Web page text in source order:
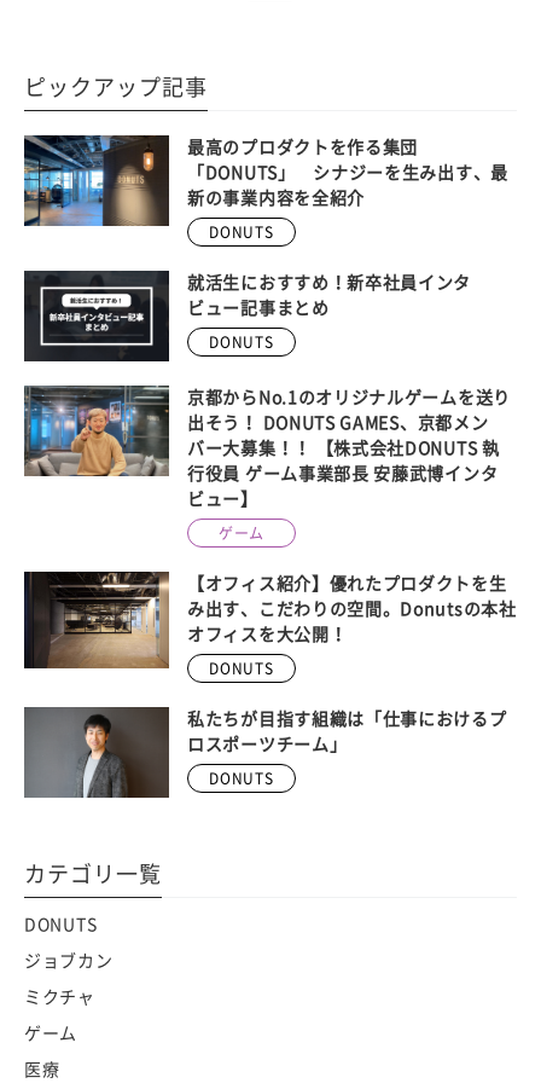
ピックアップ記事
最高のプロダクトを作る集団
「DONUTS」 シナジーを生み出す、最
新の事業内容を全紹介
DONUTS
就活生におすすめ！新卒社員インタ
ビュー記事まとめ
DONUTS
京都からNo.1のオリジナルゲームを送り
出そう！ DONUTS GAMES、京都メン
バー大募集！！ 【株式会社DONUTS 執
行役員 ゲーム事業部長 安藤武博インタ
ビュー】
ゲーム
【オフィス紹介】優れたプロダクトを生
み出す、こだわりの空間。Donutsの本社
オフィスを大公開！
DONUTS
私たちが目指す組織は「仕事におけるプ
ロスポーツチーム」
DONUTS
カテゴリ一覧
DONUTS
ジョブカン
ミクチャ
ゲーム
医療